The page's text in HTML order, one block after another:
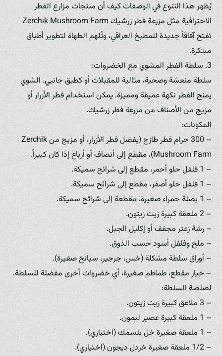
يُظهر هذا التنوع في الوصفات كيف أن منتجات مزارع الفطر
الاحترافية مثل مزرعة فطر زرشيك Zerchik Mushroom Farm
تفتح آفاقاً جديدة للمطبخ العراقي، وتُلهم الطهاة لتطوير أطباق
مبتكرة.
3. سلطة الفطر المشوي مع الخضروات:
سلطة منعشة وصحية، مثالية للمقبلات أو كطبق جانبي. الشوي
يمنح الفطر نكهة عميقة ومميزة. يمكن استخدام فطر الأزرار أو
مزيج من الأصناف من مزرعة فطر زرشيك.
المكونات:
– 300 جرام فطر طازج (يفضل فطر الأزرار، أو مزيج من Zerchik
Mushroom Farm)، مقطع إلى أنصاف أو أرباع إذا كان كبيراً.
– 1 فلفل حلو أحمر، مقطع إلى شرائح سميكة.
– 1 فلفل حلو أصفر، مقطع إلى شرائح سميكة.
– 1 بصلة حمراء صغيرة، مقطعة إلى شرائح سميكة.
– 2 ملعقة كبيرة زيت زيتون.
– رشة زعتر مجفف أو إكليل الجبل.
– ملح وفلفل أسود حسب الذوق.
– أوراق سلطة مشكلة (خس، جرجير، سبانخ صغيرة).
– خيار مقطع، طماطم صغيرة، أي خضروات أخرى مفضلة للسلطة.
لصلصة السلطة:
– 3 ملاعق كبيرة زيت زيتون.
– 1 ملعقة كبيرة عصير ليمون.
– 1 ملعقة صغيرة خل بلسمك (اختياري).
– 1/2 ملعقة صغيرة خردل ديجون (اختياري).